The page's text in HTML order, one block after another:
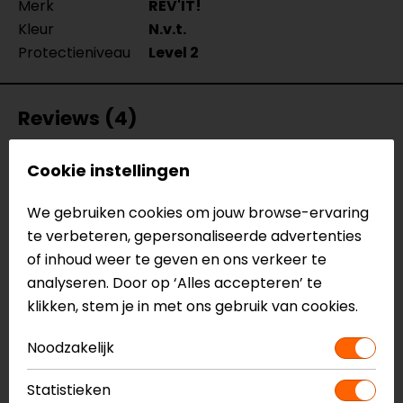
Merk
REV'IT!
Kleur
N.v.t.
Protectieniveau
Level 2
Reviews (4)
Bevalt prima
- Anoniem
licht en past perfect
- Van Acker
Cookie instellingen
We gebruiken cookies om jouw browse-ervaring
te verbeteren, gepersonaliseerde advertenties
of inhoud weer te geven en ons verkeer te
analyseren. Door op ‘Alles accepteren’ te
klikken, stem je in met ons gebruik van cookies.
Noodzakelijk
Statistieken